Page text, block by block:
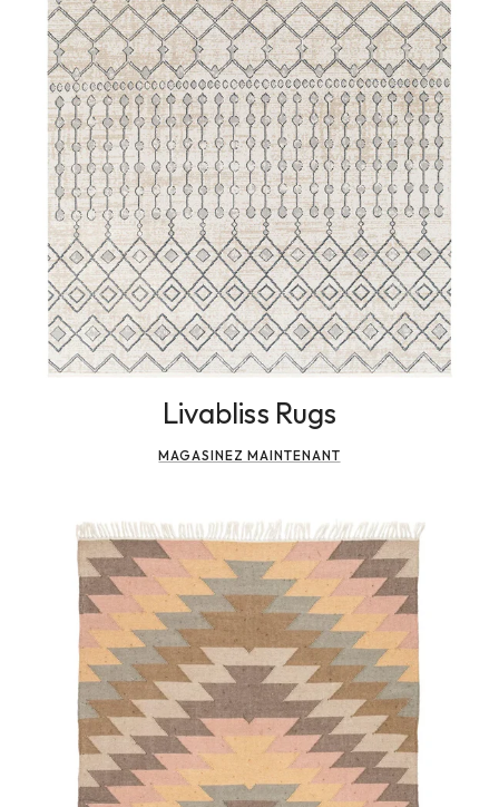
Livabliss Rugs
MAGASINEZ MAINTENANT